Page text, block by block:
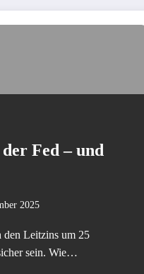
Fed – und
2025
den Leitzins um 25
sein. Wie…